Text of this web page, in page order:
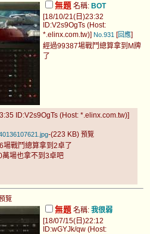
無題 名稱: BOT
[18/10/21(日)23:32
ID:V2s9OgTs (Host:
*.elinx.com.tw)] No.931 [回應]
經過99387場戰鬥總算拿到M牌
了
ID:V2s9OgTs (Host: *.elinx.com.tw)]
-(223 KB) 預覽
場戰鬥總算拿到2卓了
萬場也拿不到3卓吧
覽
無題 名稱: 我很弱
[18/07/15(日)22:12
ID:wGYJk/qw (Host: